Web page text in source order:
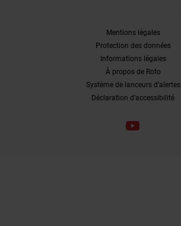
Mentions légales
Protection des données
Informations légales
À propos de Roto
Système de lanceurs d’alertes
Déclaration d’accessibilité